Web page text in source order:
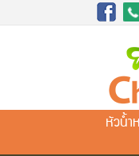
หัวน้ำ